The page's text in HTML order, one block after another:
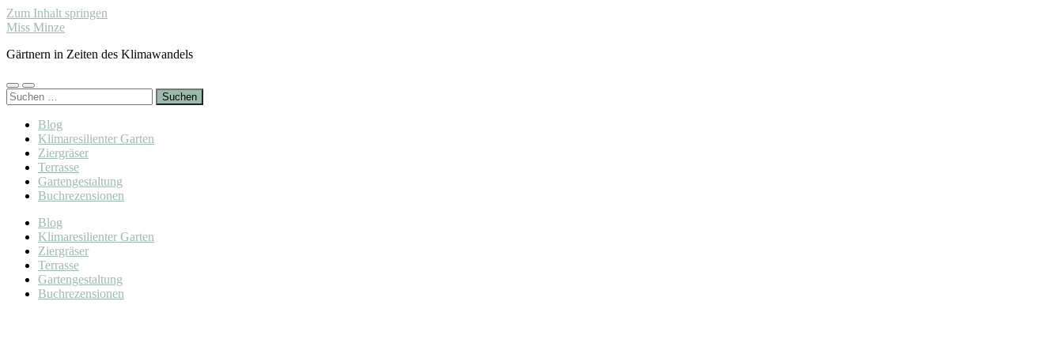
Zum Inhalt springen
Miss Minze
Gärtnern in Zeiten des Klimawandels
Mobile-
Menü
Suchfeld
ein-/ausblenden
Suchen
nach:
Blog
Klimaresilienter Garten
Ziergräser
Terrasse
Gartengestaltung
Buchrezensionen
Blog
Klimaresilienter Garten
Ziergräser
Terrasse
Gartengestaltung
Buchrezensionen